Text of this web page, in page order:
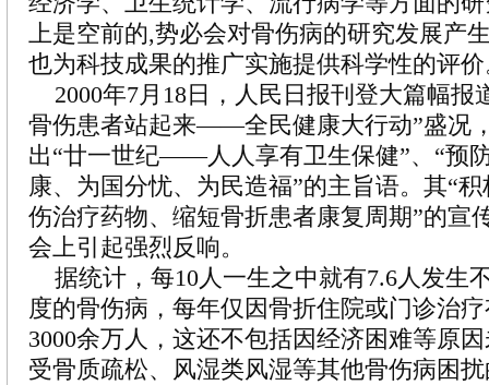
上是空前的,势必会对骨伤病的研究发展产
也为科技成果的推广实施提供科学性的评
2000年7月18日，人民日报刊登大篇幅报
骨伤患者站起来——全民健康大行动”盛况
出“廿一世纪——人人享有卫生保健”、“预
康、为国分忧、为民造福”的主旨语。其“
伤治疗药物、缩短骨折患者康复周期”的宣
会上引起强烈反响。
据统计，每10人一生之中就有7.6人发生
度的骨伤病，每年仅因骨折住院或门诊治
3000余万人，这还不包括因经济困难等原
受骨质疏松、风湿类风湿等其他骨伤病困